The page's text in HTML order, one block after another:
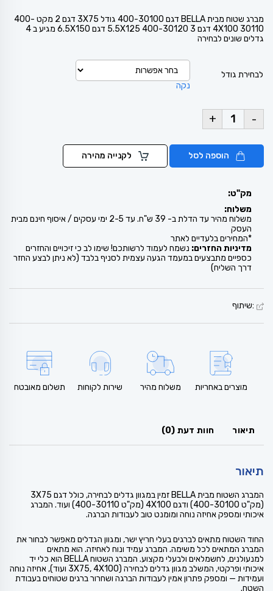
מברג שטוח מבית BELLA דגם 400-30100 גודל 3X75 דגם 2 מקט 400-
30110 4X100 דגם 3 400-30120 5.5X125 דגם 6.5X150 מגיע ב 4
גדלים שונים לבחירה
לבחירת גודל
נקה
-
+
הוספה לסל לקנייה מהירה
מק"ט:
משלוח:
משלוח מהיר עד הדלת ב- 39 ש"ח. עד 2-5 ימי עסקים / איסוף חינם מבית
העסק
*המחירים בלעדיים לאתר
מדיניות החזרים: נשמח לעמוד לרשותכם! שימו לב כי זיכויים והחזרים
כספיים מתבצעים במעמד הגעה עצמית לסניף בלבד (לא ניתן לבצע החזר
דרך השליח)
:שיתוף
מוצרים באחריות משלוח מהיר שירות לקוחות תשלום מאובטח
תיאור חוות דעת (0)
תיאור
המברג השטוח מבית BELLA זמין במגוון גדלים לבחירה, כולל דגם 3X75
(מק"ט 400-30100) ודגם 4X100 (מק"ט 400-30110) ועוד. המברג
איכותי ומספק אחיזה נוחה ומומנט טוב לעבודות הברגה.
החוד השטוח מתאים לברגים בעלי חריץ ישר, ומגוון הגדלים מאפשר לבחור את
המברג המתאים לכל משימה. המברג עמיד ונוח לאחיזה. הוא מתאים
למנעולנים, לחשמלאים ולבעלי מקצוע. המברג השטוח BELLA הוא כלי יד
איכותי ופרקטי, המשלב מגוון גדלים לבחירה (3X75, 4X100 ועוד), אחיזה נוחה
ועמידות — ומספק פתרון אמין לעבודות הברגה ושחרור ברגים שטוחים בעבודת
השטח.